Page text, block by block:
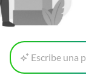
Escribe una